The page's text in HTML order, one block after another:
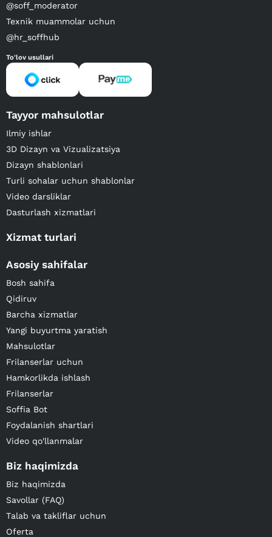
@soff_moderator
Texnik muammolar uchun
@hr_soffhub
To'lov usullari
Tayyor mahsulotlar
Ilmiy ishlar
3D Dizayn va Vizualizatsiya
Dizayn shablonlari
Turli sohalar uchun shablonlar
Video darsliklar
Dasturlash xizmatlari
Xizmat turlari
Asosiy sahifalar
Bosh sahifa
Qidiruv
Barcha xizmatlar
Yangi buyurtma yaratish
Mahsulotlar
Frilanserlar uchun
Hamkorlikda ishlash
Frilanserlar
Soffia Bot
Foydalanish shartlari
Video qo'llanmalar
Biz haqimizda
Biz haqimizda
Savollar (FAQ)
Talab va takliflar uchun
Oferta